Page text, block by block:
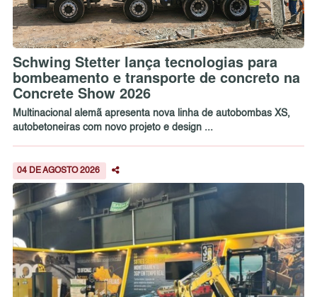
Schwing Stetter lança tecnologias para
bombeamento e transporte de concreto na
Concrete Show 2026
Multinacional alemã apresenta nova linha de autobombas XS,
autobetoneiras com novo projeto e design ...
04 DE AGOSTO 2026